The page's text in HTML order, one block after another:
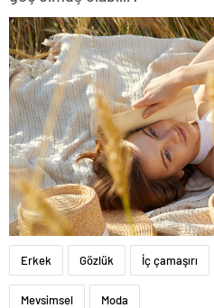
Erkek Gözlük İç çamaşırı
Mevsimsel Moda